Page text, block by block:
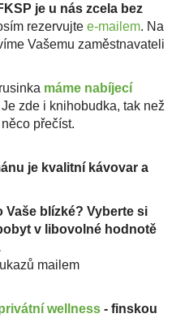
je u nás zcela bez
rezervujte e-mailem. Na
Vašemu zaměstnavateli
máme nabíjecí
Je zde i knihobudka, tak než
přečíst.
je kvalitní kávovar a
Vaše blízké? Vyberte si
v libovolné hodnotě
mailem
wellness - finskou